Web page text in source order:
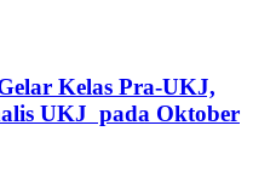
Kelas Pra-UKJ,
UKJ pada Oktober